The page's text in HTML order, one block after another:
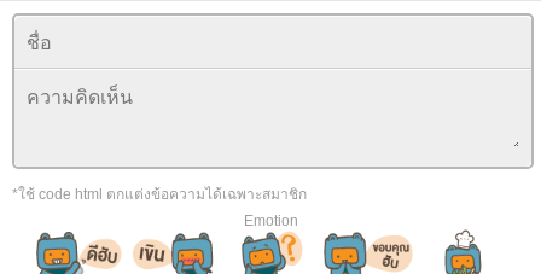
*ใช้ code html ตกแต่งข้อความได้เฉพาะสมาชิก
Emotion